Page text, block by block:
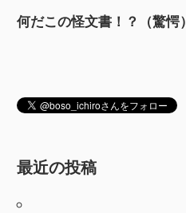
何だこの怪文書！？（驚愕）
最近の投稿